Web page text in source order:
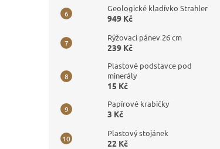
Geologické kladívko Strahler
949 Kč
Rýžovací pánev 26 cm
239 Kč
Plastové podstavce pod
minerály
15 Kč
Papírové krabičky
3 Kč
Plastový stojánek
22 Kč